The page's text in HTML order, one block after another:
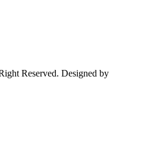
Reserved. Designed by